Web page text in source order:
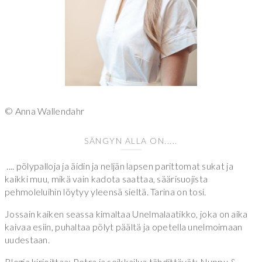
© Anna Wallendahr
SÄNGYN ALLA ON.....
.... pölypalloja ja äidin ja neljän lapsen parittomat sukat ja
kaikki muu, mikä vain kadota saattaa, säärisuojista
pehmoleluihin löytyy yleensä sieltä. Tarina on tosi.
Jossain kaiken seassa kimaltaa Unelmalaatikko, joka on aika
kaivaa esiin, puhaltaa pölyt päältä ja opetella unelmoimaan
uudestaan.